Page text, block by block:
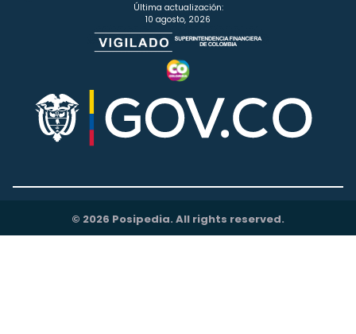
Última actualización:
10 agosto, 2026
© 2026 Posipedia. All rights reserved.